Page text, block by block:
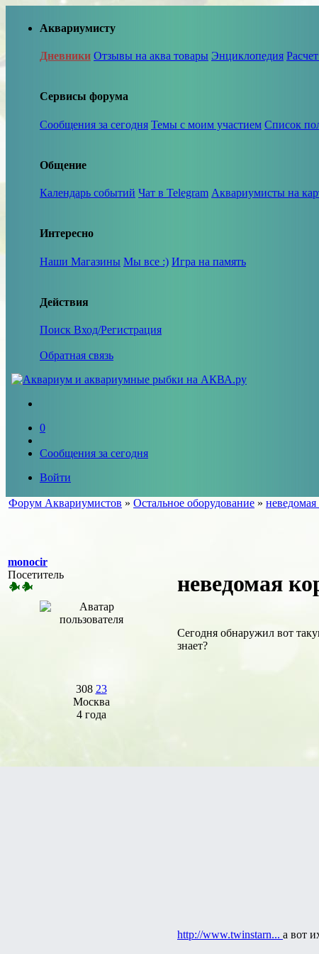
Аквариумисту
Дневники Отзывы на аква товары Энциклопедия
Сервисы форума
Сообщения за сегодня Темы с моим участием Список
Общение
Календарь событий Чат в Telegram Аквариумисты на
Интересно
Наши Магазины Мы все :) Игра на память
Действия
Поиск Вход/Регистрация
Обратная связь
0
Сообщения за сегодня
Войти
Форум Аквариумистов » Остальное оборудование »
monocir
Посетитель
308 23
Москва
4 года
неведомая
Сегодня обнаружил вот
знает?
http://www.twinstarn... а вот